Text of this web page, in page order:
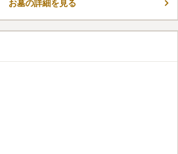
駅」と各駅から徒歩圏内、バス停も近く色々な交
お墓の詳細を見る